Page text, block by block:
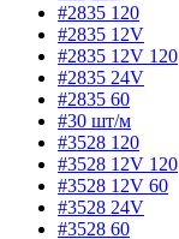
#2835 120
#2835 12V
#2835 12V 120
#2835 24V
#2835 60
#30 шт/м
#3528 120
#3528 12V 120
#3528 12V 60
#3528 24V
#3528 60